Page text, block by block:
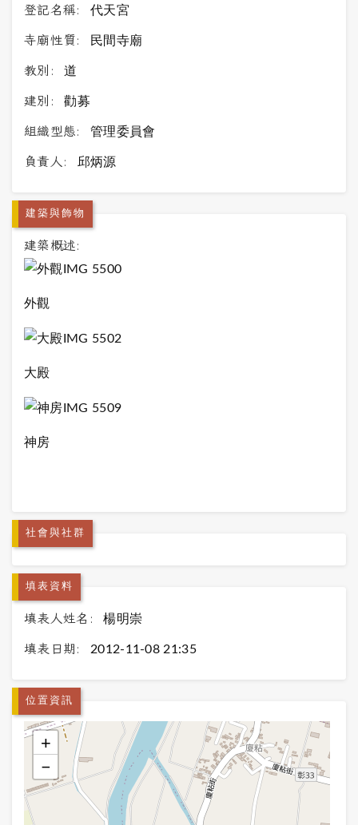
登記名稱: 代天宮
寺廟性質: 民間寺廟
教別: 道
建別: 勸募
組織型態: 管理委員會
負責人: 邱炳源
建築與飾物
建築概述:
外觀
大殿
神房
社會與社群
填表資料
填表人姓名: 楊明崇
填表日期: 2012-11-08 21:35
位置資訊
+
−